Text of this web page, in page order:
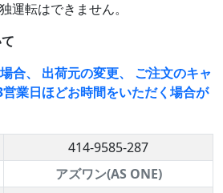
運転はできません。
合、 出荷元の変更、 ご注文のキャ
業日ほどお時間をいただく場合が
414-9585-287
アズワン(AS ONE)